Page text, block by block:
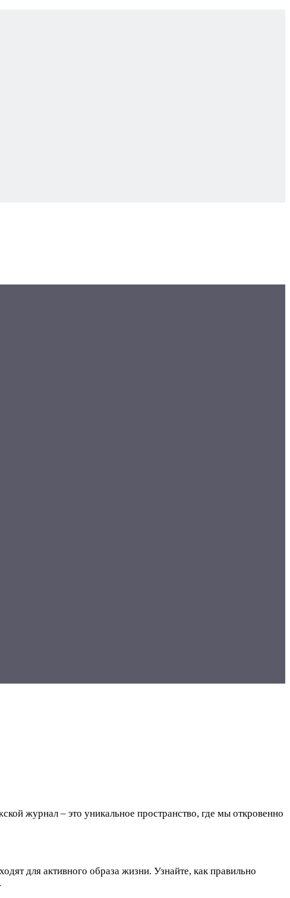
журнал – это уникальное пространство, где мы откровенно
для активного образа жизни. Узнайте, как правильно